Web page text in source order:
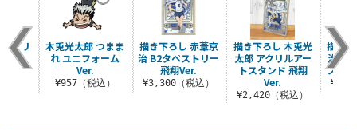
描き下ろし 赤葦京
治 B2タペストリー
飛翔Ver.
¥3,300（税込）
描き下ろし 木兎光
太郎 アクリルアー
トスタンド 飛翔
Ver.
¥2,420（税込）
描き
治 ア
スタ
クリ
大）
木兎光太郎 つまま
れ ユニフォーム
Ver.
¥957（税込）